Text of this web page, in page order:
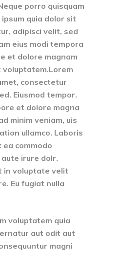
porro quisquam
quia dolor sit
adipisci velit, sed
eius modi tempora
et dolore magnam
voluptatem.Lorem
consectetur
Eiusmod tempor.
et dolore magna
minim veniam, uis
ullamco. Laboris
ea commodo
irure dolr.
in voluptate velit
Eu fugiat nulla
voluptatem quia
aut odit aut
magni